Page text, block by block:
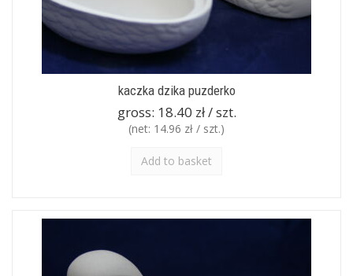
kaczka dzika puzderko
gross: 18.40 zł / szt.
(net: 14.96 zł / szt.)
Add to basket